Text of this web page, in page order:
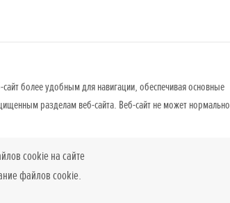
более удобным для навигации, обеспечивая основные
разделам веб-сайта. Веб-сайт не может нормально
cookie на сайте
файлов cookie.